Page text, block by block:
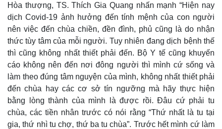
Hòa thượng, TS. Thích Gia Quang nhấn mạnh “Hiện nay
dịch Covid-19 ảnh hưởng đến tính mệnh của con người
nên việc đến chùa chiền, đền đình, phủ cũng là do nhận
thức tùy tâm của mỗi người. Tuy nhiên đang dịch bệnh thế
thì cũng không nhất thiết phải đến. Bộ Y tế cũng khuyến
cáo không nên đến nơi đông người thì mình cứ sống và
làm theo đúng tâm nguyện của mình, không nhất thiết phải
đến chùa hay các cơ sở tín ngưỡng mà hãy thực hiện
bằng lòng thành của mình là được rồi. Đâu cứ phải tu
chùa, các tiền nhân trước có nói rằng “Thứ nhất là tu tại
gia, thứ nhì tu chợ, thứ ba tu chùa”. Trước hết mình cứ làm